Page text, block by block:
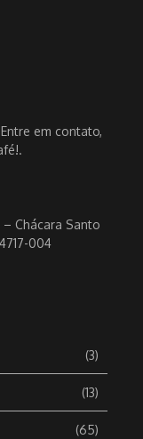
em contato,
– Chácara Santo
004
(3)
(13)
(65)